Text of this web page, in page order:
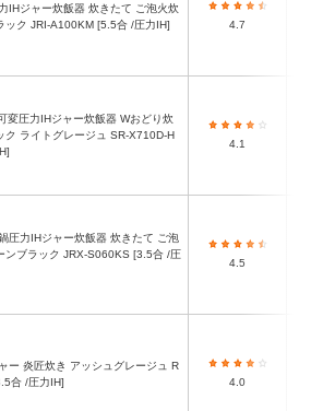
ック JRI-A100KM [5.5合 /圧力IH]
4.7
ク ライトグレージュ SR-X710D-H
4.1
ンブラック JRX-S060KS [3.5合 /圧
4.5
合 /圧力IH]
4.0